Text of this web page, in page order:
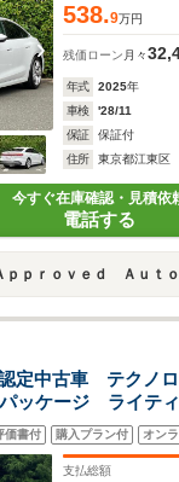
538.9万円
残価ローン 月々
年式 2025年
車検
'28/11
保証
保証付
住所
東京都江東区
今すぐ在庫確認・見積依
電話する
ｐｒｏｖｅｄ Ａｕｔｏ
中古車 テクノロ
ケージ ライティ
インテリアブラッ
イ 18インチ シート
価書付 購入プラン付 オン
支払総額